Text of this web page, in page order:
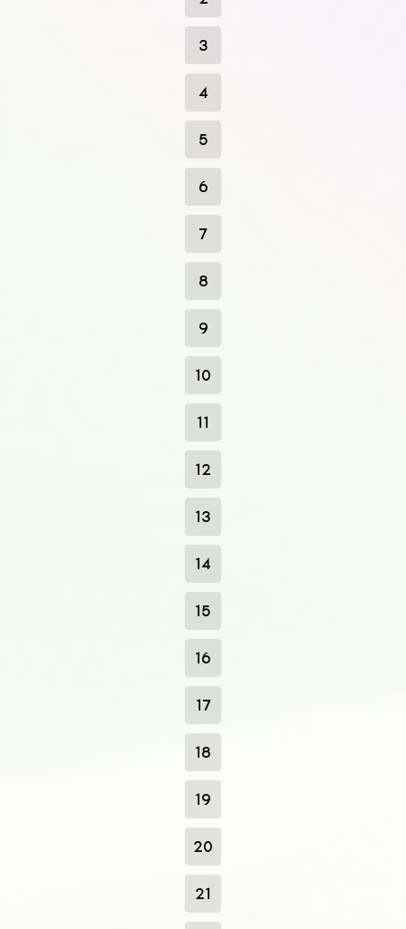
3
4
5
6
7
8
9
10
11
12
13
14
15
16
17
18
19
20
21